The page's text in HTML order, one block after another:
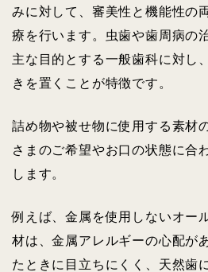
みに対して、審美性と機能性の
療を行います。虫歯や歯周病の
主な目的とする一般歯科に対し
きを置くことが特徴です。
詰め物や被せ物に使用する素材
さまのご希望やお口の状態に合
します。
例えば、金属を使用しないオー
材は、金属アレルギーの心配が
たときに目立ちにくく、天然歯